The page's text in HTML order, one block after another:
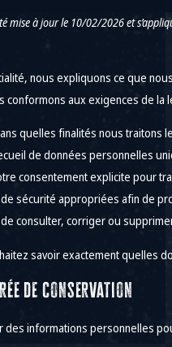
à jour le 10/02/2026 et
nous expliquons ce que
conformons aux exigences de
quelles finalités nous traitons
de données personnelles
consentement explicite pour
sécurité appropriées afin de
consulter, corriger ou
savoir exactement quelles
de conservation
informations personnelles